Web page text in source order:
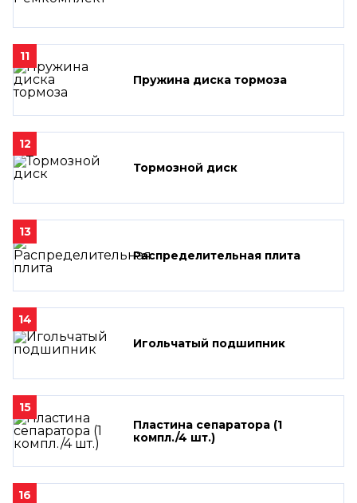
11
Пружина диска тормоза
12
Тормозной диск
13
Распределительная плита
14
Игольчатый подшипник
15
Пластина сепаратора (1
компл./4 шт.)
16